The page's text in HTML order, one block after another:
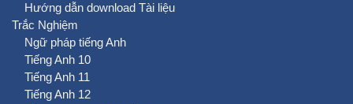
Hướng dẫn download Tài liệu
Trắc Nghiệm
Ngữ pháp tiếng Anh
Tiếng Anh 10
Tiếng Anh 11
Tiếng Anh 12